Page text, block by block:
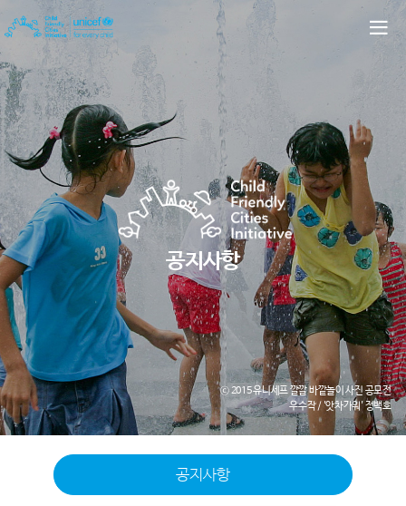
공지사항
ⓒ 2015 유니세프 깔깔 바깥놀이 사진 공모전
우수작 / '앗차가워' 정백호
공지사항